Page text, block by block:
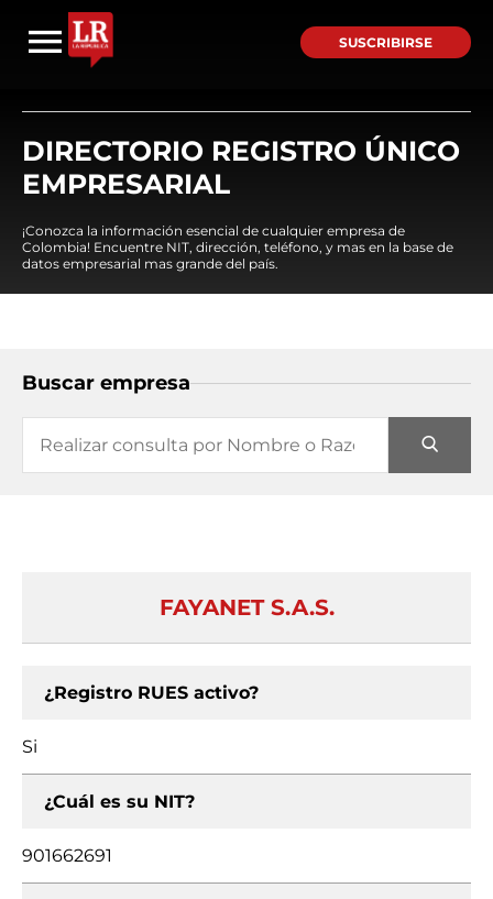
SUSCRIBIRSE
DIRECTORIO REGISTRO ÚNICO
EMPRESARIAL
¡Conozca la información esencial de cualquier empresa de
Colombia! Encuentre NIT, dirección, teléfono, y mas en la base de
datos empresarial mas grande del país.
Buscar empresa
FAYANET S.A.S.
¿Registro RUES activo?
Si
¿Cuál es su NIT?
901662691